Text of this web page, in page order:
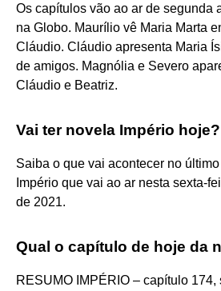
Os capítulos vão ao ar de segunda
na Globo. Maurílio vê Maria Marta
Cláudio. Cláudio apresenta Maria
de amigos. Magnólia e Severo
Cláudio e Beatriz.
Vai ter novela Império hoje?
Saiba o que vai acontecer no
Império que vai ao ar nesta sexta-
de 2021.
Qual o capítulo de hoje da
RESUMO IMPÉRIO – capítulo 174,